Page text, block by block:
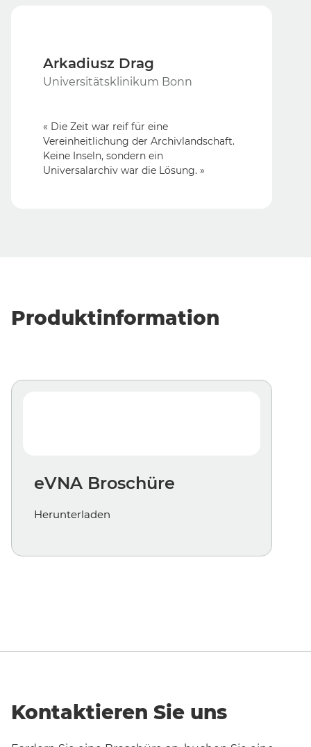
Arkadiusz Drag
Universitätsklinikum Bonn
« Die Zeit war reif für eine
Vereinheitlichung der Archivlandschaft.
Keine Inseln, sondern ein
Universalarchiv war die Lösung. »
Produktinformation
eVNA Broschüre
Herunterladen
Kontaktieren Sie uns